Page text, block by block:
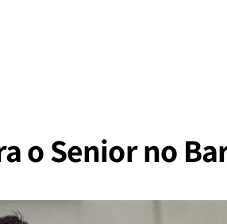
o Senior no